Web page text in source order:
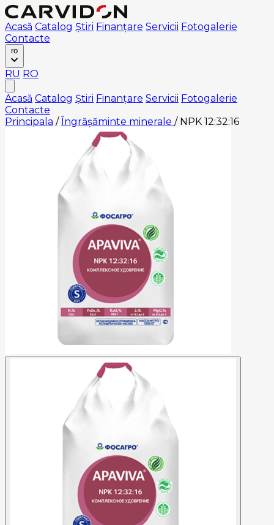
Acasă Catalog Știri Finanțare Servicii Fotogalerie
Contacte
ro
RU RO
Acasă Catalog Știri Finanțare Servicii Fotogalerie
Contacte
Principala / Îngrășăminte minerale / NPK 12:32:16